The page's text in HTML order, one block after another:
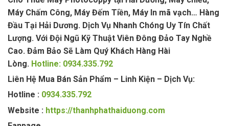
Máy Chấm Công, Máy Đếm Tiền, Máy In mã vạch… Hàng
Đầu Tại Hải Dương. Dịch Vụ Nhanh Chóng Uy Tín Chất
Lượng. Với Đội Ngũ Kỹ Thuật Viên Đông Đảo Tay Nghề
Cao. Đảm Bảo Sẽ Làm Quý Khách Hàng Hài
Lòng. Hotline: 0934.335.792
Liên Hệ Mua Bán Sản Phẩm – Linh Kiện – Dịch Vụ:
Hotline : 0934.335.792
Website : https://thanhphathaiduong.com